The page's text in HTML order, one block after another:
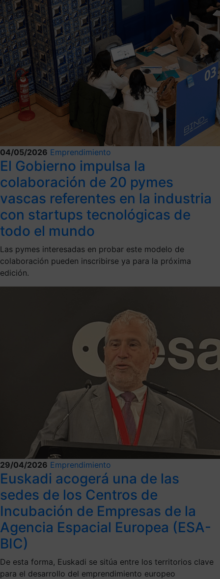
04/05/2026 Emprendimiento
El Gobierno impulsa la
colaboración de 20 pymes
vascas referentes en la industria
con startups tecnológicas de
todo el mundo
Las pymes interesadas en probar este modelo de
colaboración pueden inscribirse ya para la próxima
edición.
29/04/2026 Emprendimiento
Euskadi acogerá una de las
sedes de los Centros de
Incubación de Empresas de la
Agencia Espacial Europea (ESA-
BIC)
De esta forma, Euskadi se sitúa entre los territorios clave
para el desarrollo del emprendimiento europeo